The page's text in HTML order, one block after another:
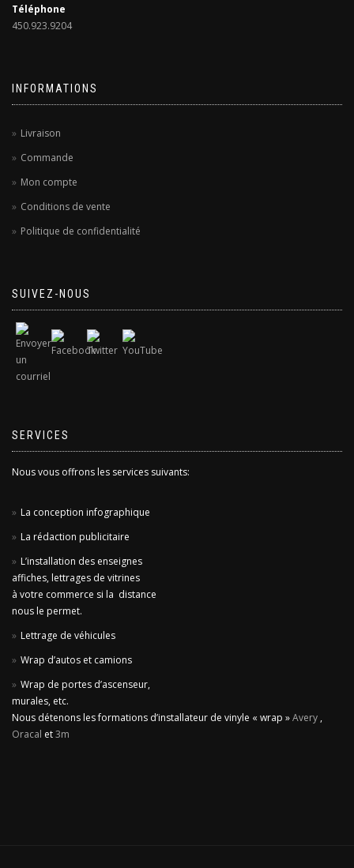
Téléphone
450.923.9204
INFORMATIONS
Livraison
Commande
Mon compte
Conditions de vente
Politique de confidentialité
SUIVEZ-NOUS
SERVICES
Nous vous offrons les services suivants:
La conception infographique
La rédaction publicitaire
L’installation des enseignes
affiches, lettrages de vitrines
à votre commerce si la distance
nous le permet.
Lettrage de véhicules
Wrap d’autos et camions
Wrap de portes d’ascenseur,
murales, etc.
Nous détenons les formations d’installateur de vinyle « wrap »Avery ,
Oracal et3m